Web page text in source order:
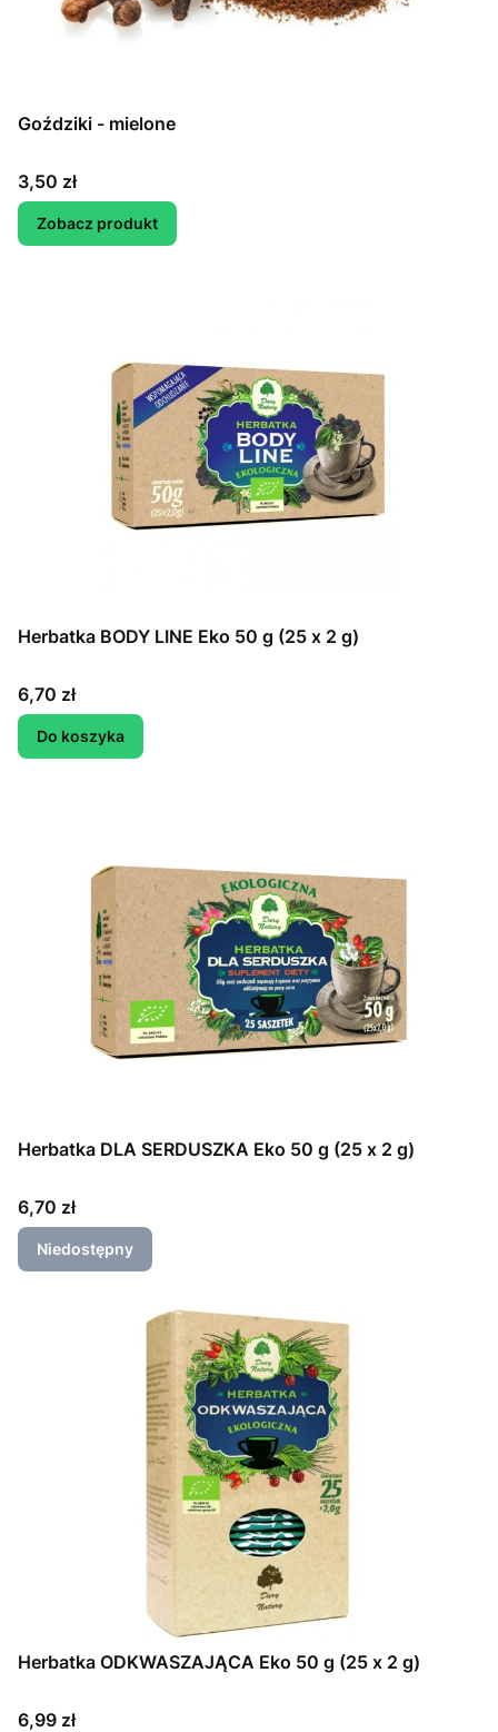
Goździki - mielone
Cena
3,50 zł
Zobacz produkt
Herbatka BODY LINE Eko 50 g (25 x 2 g)
Cena
6,70 zł
Do koszyka
Herbatka DLA SERDUSZKA Eko 50 g (25 x 2 g)
Cena
6,70 zł
Niedostępny
Herbatka ODKWASZAJĄCA Eko 50 g (25 x 2 g)
Cena
6,99 zł